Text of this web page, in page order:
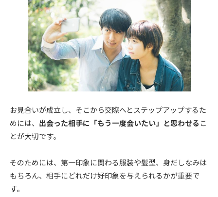
お見合いが成立し、そこから交際へとステップアップするた
めには、 出会った相手に「もう一度会いたい」と思わせるこ
とが大切です。
そのためには、第一印象に関わる服装や髪型、身だしなみは
もちろん、相手にどれだけ好印象を与えられるかが重要で
す。